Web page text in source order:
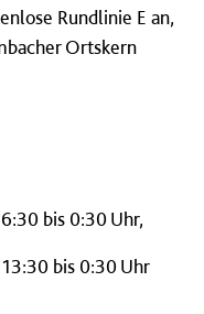
Rundlinie E an,
Ortskern
bis 0:30 Uhr,
13:30 bis 0:30 Uhr